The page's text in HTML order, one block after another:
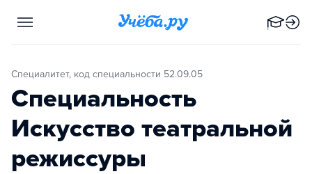
Специалитет, код специальности 52.09.05
Специальность
Искусство театральной
режиссуры